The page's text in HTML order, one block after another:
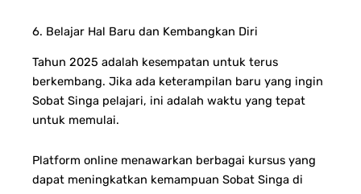
6. Belajar Hal Baru dan Kembangkan Diri
Tahun 2025 adalah kesempatan untuk terus
berkembang. Jika ada keterampilan baru yang ingin
Sobat Singa pelajari, ini adalah waktu yang tepat
untuk memulai.
Platform online menawarkan berbagai kursus yang
dapat meningkatkan kemampuan Sobat Singa di